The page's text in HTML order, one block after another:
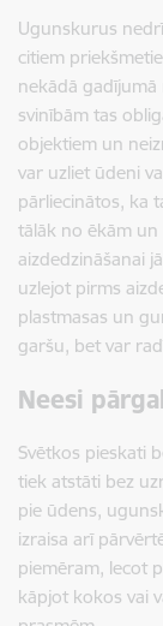
Ugunskurus
citiem
nekādā
svinībām tas
objektiem un
var uzliet ūdeni
pārliecinātos, ka
tālāk no ēkām un
aizdedzināšanai
uzlejot pirms
plastmasas un
garšu, bet var
Neesi
Svētkos pieskati
tiek atstāti bez
pie ūdens,
izraisa arī
piemēram, lecot
kāpjot kokos vai